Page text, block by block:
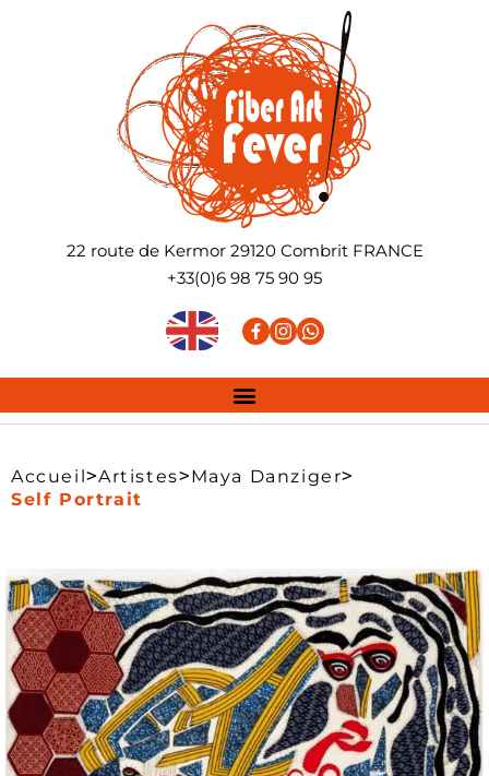
22 route de Kermor 29120 Combrit FRANCE
+33(0)6 98 75 90 95
Accueil>Artistes>Maya Danziger>
Self Portrait